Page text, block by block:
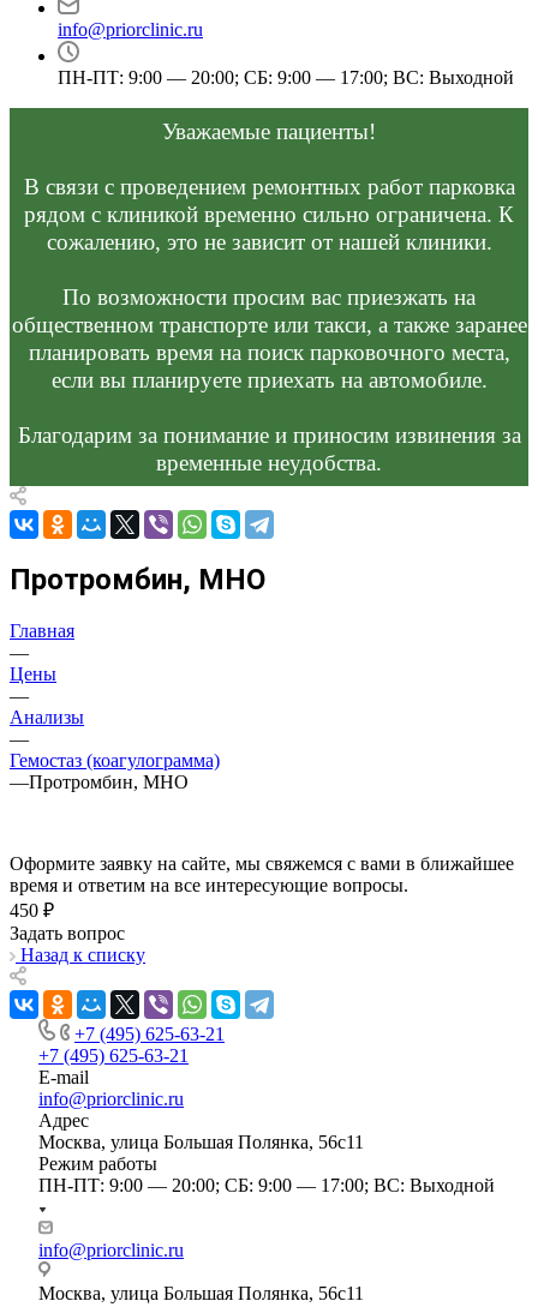
info@priorclinic.ru
ПН-ПТ: 9:00 — 20:00; СБ: 9:00 — 17:00; ВС: Выходной
Уважаемые пациенты!
В связи с проведением ремонтных работ парковка
рядом с клиникой временно сильно ограничена. К
сожалению, это не зависит от нашей клиники.
По возможности просим вас приезжать на
общественном транспорте или такси, а также заранее
планировать время на поиск парковочного места,
если вы планируете приехать на автомобиле.
Благодарим за понимание и приносим извинения за
временные неудобства.
Протромбин, МНО
Главная
—
Цены
—
Анализы
—
Гемостаз (коагулограмма)
—Протромбин, МНО
Оформите заявку на сайте, мы свяжемся с вами в ближайшее
время и ответим на все интересующие вопросы.
450 ₽
Задать вопрос
Назад к списку
+7 (495) 625-63-21
+7 (495) 625-63-21
E-mail
info@priorclinic.ru
Адрес
Москва, улица Большая Полянка, 56с11
Режим работы
ПН-ПТ: 9:00 — 20:00; СБ: 9:00 — 17:00; ВС: Выходной
info@priorclinic.ru
Москва, улица Большая Полянка, 56с11